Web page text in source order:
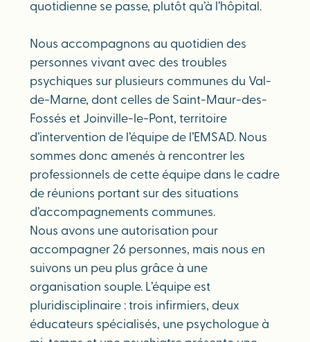
quotidienne se passe, plutôt qu’à l’hôpital.
Nous accompagnons au quotidien des
personnes vivant avec des troubles
psychiques sur plusieurs communes du Val-
de-Marne, dont celles de Saint-Maur-des-
Fossés et Joinville-le-Pont, territoire
d’intervention de l’équipe de l’EMSAD. Nous
sommes donc amenés à rencontrer les
professionnels de cette équipe dans le cadre
de réunions portant sur des situations
d’accompagnements communes.
Nous avons une autorisation pour
accompagner 26 personnes, mais nous en
suivons un peu plus grâce à une
organisation souple. L’équipe est
pluridisciplinaire : trois infirmiers, deux
éducateurs spécialisés, une psychologue à